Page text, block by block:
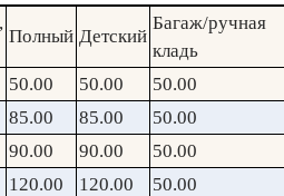
Полный Детский
Багаж/ручная
кладь
50.00 50.00 50.00
85.00 85.00 50.00
90.00 90.00 50.00
120.00 120.00 50.00